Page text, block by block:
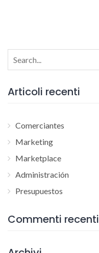
Search
for:
Articoli recenti
Comerciantes
Marketing
Marketplace
Administración
Presupuestos
Commenti recenti